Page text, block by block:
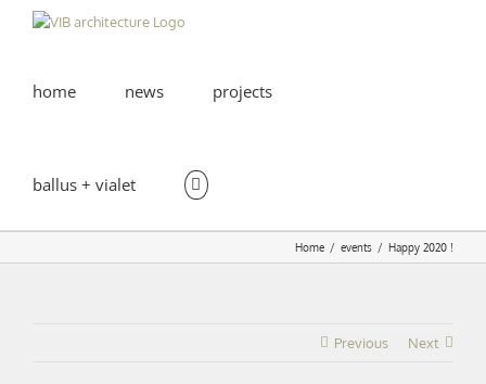
home news projects
ballus + vialet
Home events Happy 2020 !
Previous Next